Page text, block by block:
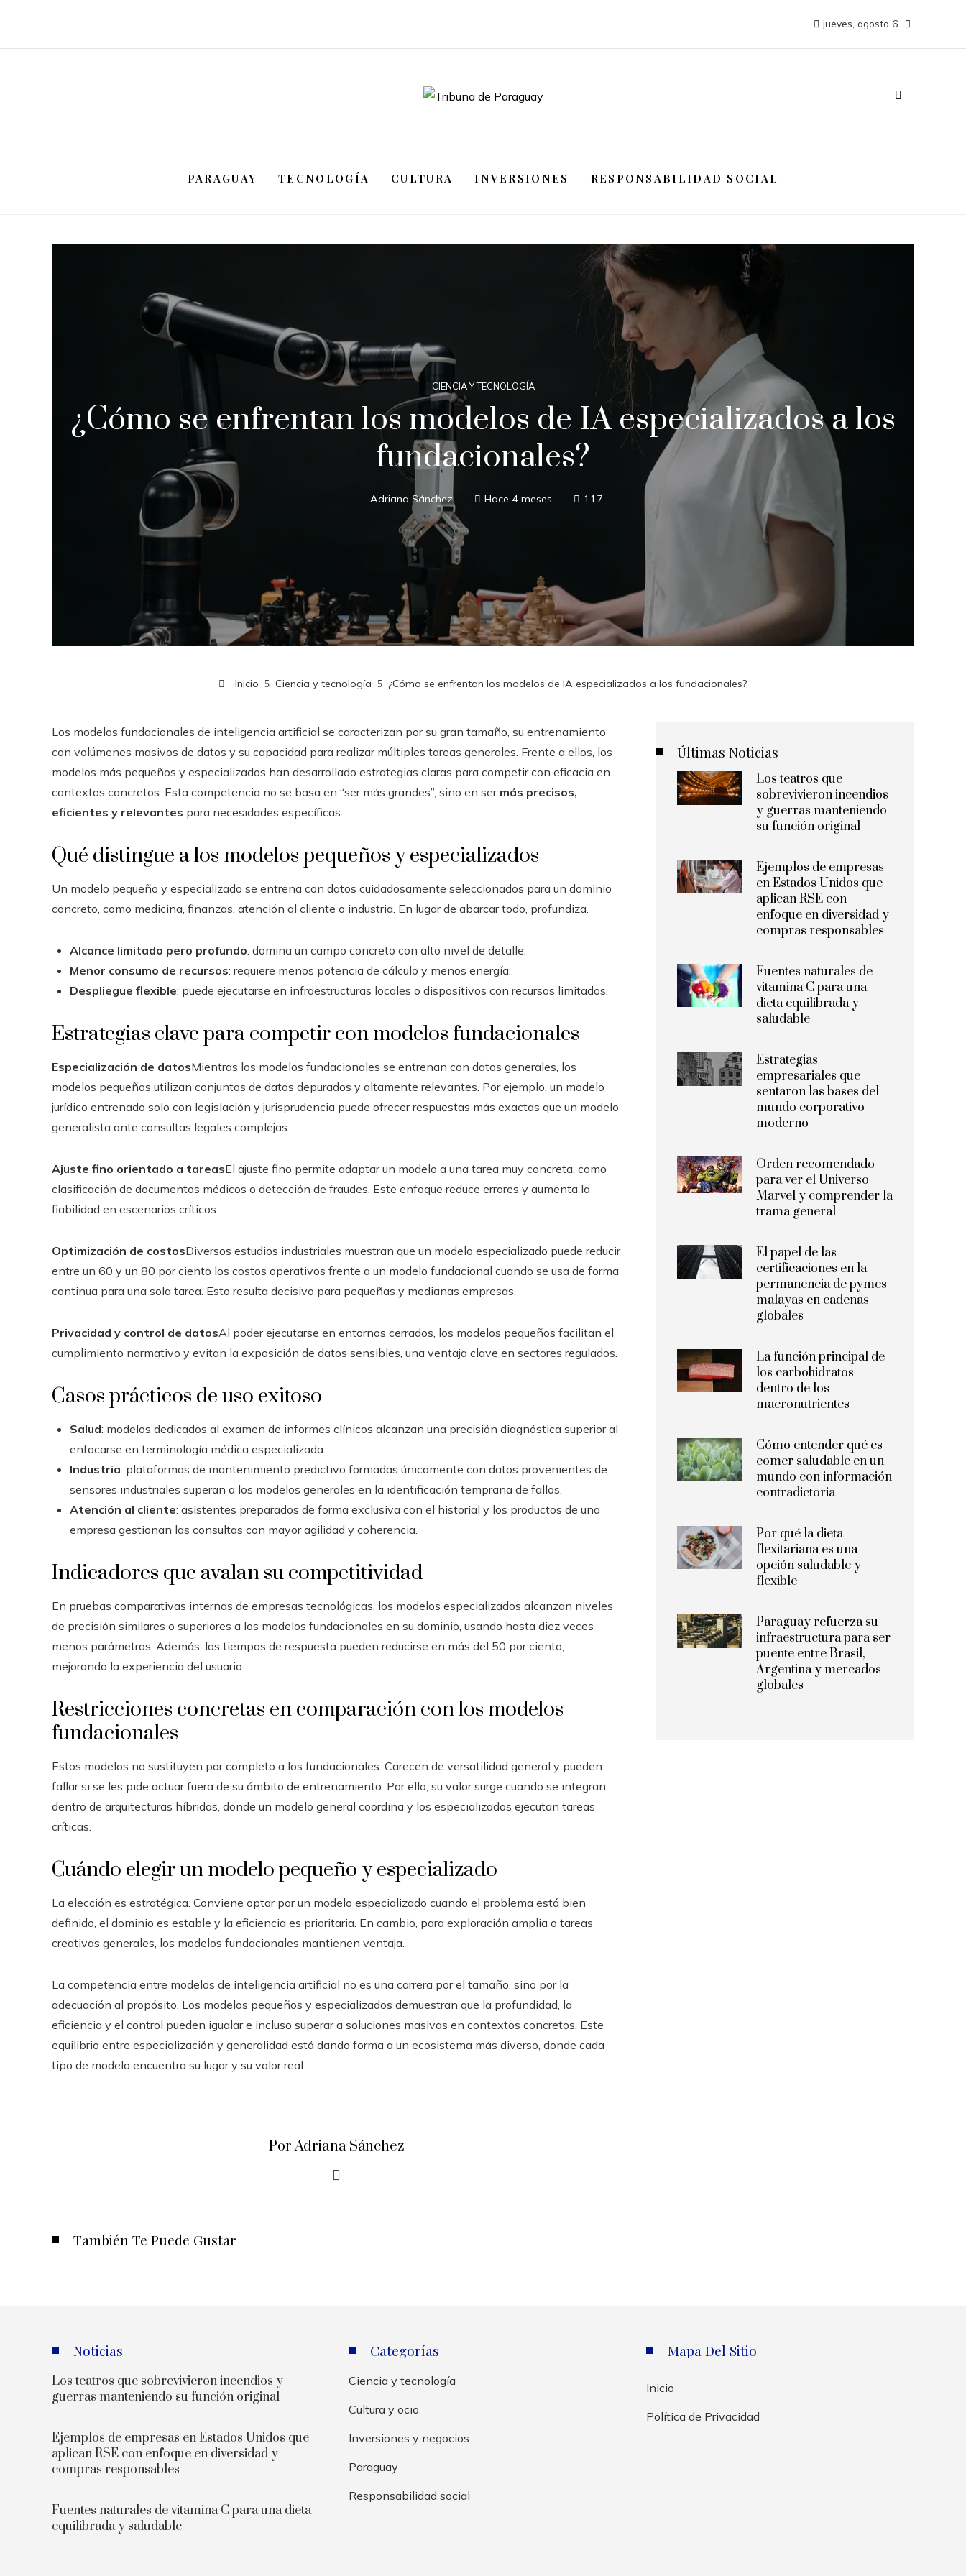
jueves, agosto 6
PARAGUAY TECNOLOGÍA CULTURA INVERSIONES RESPONSABILIDAD SOCIAL
CIENCIA Y TECNOLOGÍA
¿Cómo se enfrentan los modelos de IA especializados a los
fundacionales?
Adriana Sánchez Hace 4 meses 117
Inicio Ciencia y tecnología ¿Cómo se enfrentan los modelos de IA especializados a los fundacionales?
Los modelos fundacionales de inteligencia artificial se caracterizan por su gran tamaño, su entrenamiento
con volúmenes masivos de datos y su capacidad para realizar múltiples tareas generales. Frente a ellos, los
modelos más pequeños y especializados han desarrollado estrategias claras para competir con eficacia en
contextos concretos. Esta competencia no se basa en “ser más grandes”, sino en ser más precisos,
eficientes y relevantes para necesidades específicas.
Qué distingue a los modelos pequeños y especializados
Un modelo pequeño y especializado se entrena con datos cuidadosamente seleccionados para un dominio
concreto, como medicina, finanzas, atención al cliente o industria. En lugar de abarcar todo, profundiza.
Alcance limitado pero profundo: domina un campo concreto con alto nivel de detalle.
Menor consumo de recursos: requiere menos potencia de cálculo y menos energía.
Despliegue flexible: puede ejecutarse en infraestructuras locales o dispositivos con recursos limitados.
Estrategias clave para competir con modelos fundacionales
Especialización de datosMientras los modelos fundacionales se entrenan con datos generales, los
modelos pequeños utilizan conjuntos de datos depurados y altamente relevantes. Por ejemplo, un modelo
jurídico entrenado solo con legislación y jurisprudencia puede ofrecer respuestas más exactas que un modelo
generalista ante consultas legales complejas.
Ajuste fino orientado a tareasEl ajuste fino permite adaptar un modelo a una tarea muy concreta, como
clasificación de documentos médicos o detección de fraudes. Este enfoque reduce errores y aumenta la
fiabilidad en escenarios críticos.
Optimización de costosDiversos estudios industriales muestran que un modelo especializado puede reducir
entre un 60 y un 80 por ciento los costos operativos frente a un modelo fundacional cuando se usa de forma
continua para una sola tarea. Esto resulta decisivo para pequeñas y medianas empresas.
Privacidad y control de datosAl poder ejecutarse en entornos cerrados, los modelos pequeños facilitan el
cumplimiento normativo y evitan la exposición de datos sensibles, una ventaja clave en sectores regulados.
Casos prácticos de uso exitoso
Salud: modelos dedicados al examen de informes clínicos alcanzan una precisión diagnóstica superior al
enfocarse en terminología médica especializada.
Industria: plataformas de mantenimiento predictivo formadas únicamente con datos provenientes de
sensores industriales superan a los modelos generales en la identificación temprana de fallos.
Atención al cliente: asistentes preparados de forma exclusiva con el historial y los productos de una
empresa gestionan las consultas con mayor agilidad y coherencia.
Indicadores que avalan su competitividad
En pruebas comparativas internas de empresas tecnológicas, los modelos especializados alcanzan niveles
de precisión similares o superiores a los modelos fundacionales en su dominio, usando hasta diez veces
menos parámetros. Además, los tiempos de respuesta pueden reducirse en más del 50 por ciento,
mejorando la experiencia del usuario.
Restricciones concretas en comparación con los modelos
fundacionales
Estos modelos no sustituyen por completo a los fundacionales. Carecen de versatilidad general y pueden
fallar si se les pide actuar fuera de su ámbito de entrenamiento. Por ello, su valor surge cuando se integran
dentro de arquitecturas híbridas, donde un modelo general coordina y los especializados ejecutan tareas
críticas.
Cuándo elegir un modelo pequeño y especializado
La elección es estratégica. Conviene optar por un modelo especializado cuando el problema está bien
definido, el dominio es estable y la eficiencia es prioritaria. En cambio, para exploración amplia o tareas
creativas generales, los modelos fundacionales mantienen ventaja.
La competencia entre modelos de inteligencia artificial no es una carrera por el tamaño, sino por la
adecuación al propósito. Los modelos pequeños y especializados demuestran que la profundidad, la
eficiencia y el control pueden igualar e incluso superar a soluciones masivas en contextos concretos. Este
equilibrio entre especialización y generalidad está dando forma a un ecosistema más diverso, donde cada
tipo de modelo encuentra su lugar y su valor real.
Por Adriana Sánchez
También Te Puede Gustar
Últimas Noticias
Los teatros que
sobrevivieron incendios
y guerras manteniendo
su función original
Ejemplos de empresas
en Estados Unidos que
aplican RSE con
enfoque en diversidad y
compras responsables
Fuentes naturales de
vitamina C para una
dieta equilibrada y
saludable
Estrategias
empresariales que
sentaron las bases del
mundo corporativo
moderno
Orden recomendado
para ver el Universo
Marvel y comprender la
trama general
El papel de las
certificaciones en la
permanencia de pymes
malayas en cadenas
globales
La función principal de
los carbohidratos
dentro de los
macronutrientes
Cómo entender qué es
comer saludable en un
mundo con información
contradictoria
Por qué la dieta
flexitariana es una
opción saludable y
flexible
Paraguay refuerza su
infraestructura para ser
puente entre Brasil,
Argentina y mercados
globales
Noticias
Los teatros que sobrevivieron incendios y
guerras manteniendo su función original
Ejemplos de empresas en Estados Unidos que
aplican RSE con enfoque en diversidad y
compras responsables
Fuentes naturales de vitamina C para una dieta
equilibrada y saludable
Categorías
Ciencia y tecnología
Cultura y ocio
Inversiones y negocios
Paraguay
Responsabilidad social
Mapa Del Sitio
Inicio
Política de Privacidad